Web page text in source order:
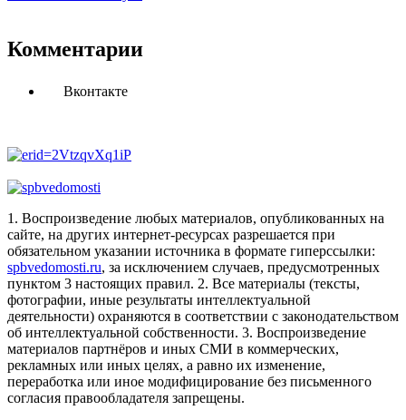
Комментарии
Вконтакте
1. Воспроизведение любых материалов, опубликованных на
сайте, на других интернет-ресурсах разрешается при
обязательном указании источника в формате гиперссылки:
spbvedomosti.ru, за исключением случаев, предусмотренных
пунктом 3 настоящих правил. 2. Все материалы (тексты,
фотографии, иные результаты интеллектуальной
деятельности) охраняются в соответствии с законодательством
об интеллектуальной собственности. 3. Воспроизведение
материалов партнёров и иных СМИ в коммерческих,
рекламных или иных целях, а равно их изменение,
переработка или иное модифицирование без письменного
согласия правообладателя запрещены.